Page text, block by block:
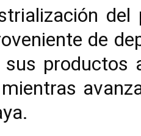
de
productos
mientras